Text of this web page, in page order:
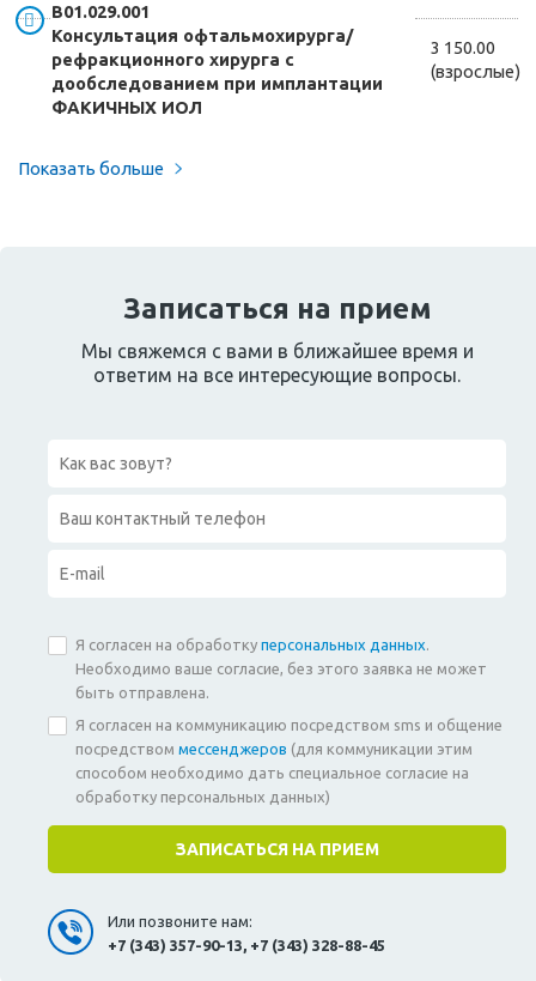
В01.029.001
Консультация офтальмохирурга/
рефракционного хирурга с
дообследованием при имплантации
ФАКИЧНЫХ ИОЛ
3 150.00
(взрослые)
Показать больше
Записаться на прием
Мы свяжемся с вами в ближайшее время и
ответим на все интересующие вопросы.
Я согласен на обработку персональных данных.
Необходимо ваше согласие, без этого заявка не может
быть отправлена.
Я согласен на коммуникацию посредством sms и общение
посредством мессенджеров (для коммуникации этим
способом необходимо дать специальное согласие на
обработку персональных данных)
Или позвоните нам:
+7 (343) 357-90-13, +7 (343) 328-88-45